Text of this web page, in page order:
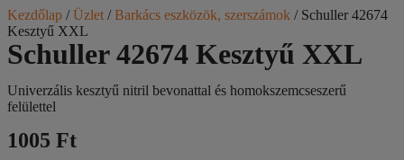
Kezdőlap /Üzlet /Barkács eszközök, szerszámok / Schuller 42674
Kesztyű XXL
Schuller 42674 Kesztyű XXL
Univerzális kesztyű nitril bevonattal és homokszemcseszerű
felülettel
1005 Ft